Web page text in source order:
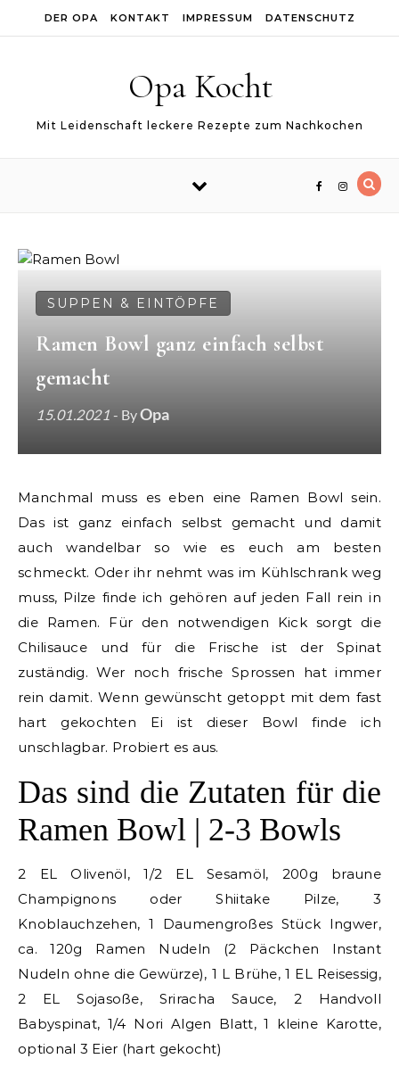
DER OPA KONTAKT IMPRESSUM DATENSCHUTZ
Opa Kocht
Mit Leidenschaft leckere Rezepte zum Nachkochen
SUPPEN & EINTÖPFE
Ramen Bowl ganz einfach selbst
gemacht
15.01.2021 - ByOpa
Manchmal muss es eben eine Ramen Bowl sein.
Das ist ganz einfach selbst gemacht und damit
auch wandelbar so wie es euch am besten
schmeckt. Oder ihr nehmt was im Kühlschrank weg
muss, Pilze finde ich gehören auf jeden Fall rein in
die Ramen. Für den notwendigen Kick sorgt die
Chilisauce und für die Frische ist der Spinat
zuständig. Wer noch frische Sprossen hat immer
rein damit. Wenn gewünscht getoppt mit dem fast
hart gekochten Ei ist dieser Bowl finde ich
unschlagbar. Probiert es aus.
Das sind die Zutaten für die
Ramen Bowl | 2-3 Bowls
2 EL Olivenöl, 1/2 EL Sesamöl, 200g braune
Champignons oder Shiitake Pilze, 3
Knoblauchzehen, 1 Daumengroßes Stück Ingwer,
ca. 120g Ramen Nudeln (2 Päckchen Instant
Nudeln ohne die Gewürze), 1 L Brühe, 1 EL Reisessig,
2 EL Sojasoße, Sriracha Sauce, 2 Handvoll
Babyspinat, 1/4 Nori Algen Blatt, 1 kleine Karotte,
optional 3 Eier (hart gekocht)